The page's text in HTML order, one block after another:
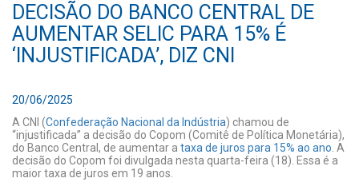
DECISÃO DO BANCO CENTRAL DE
AUMENTAR SELIC PARA 15% É
‘INJUSTIFICADA’, DIZ CNI
20/06/2025
A CNI (Confederação Nacional da Indústria) chamou de
“injustificada” a decisão do Copom (Comitê de Política Monetária),
do Banco Central, de aumentar a taxa de juros para 15% ao ano . A
decisão do Copom foi divulgada nesta quarta-feira (18). Essa é a
maior taxa de juros em 19 anos.